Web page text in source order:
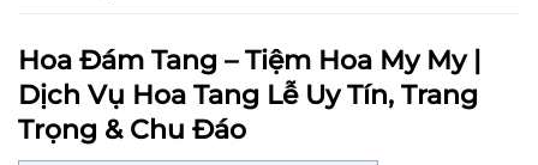
Hoa Đám Tang – Tiệm Hoa My My |
Dịch Vụ Hoa Tang Lễ Uy Tín, Trang
Trọng & Chu Đáo